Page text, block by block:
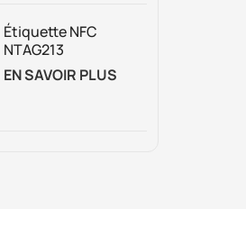
Étiquette NFC
NTAG213
Réinscriptible
Personnalisée Pour
EN SAVOIR PLUS